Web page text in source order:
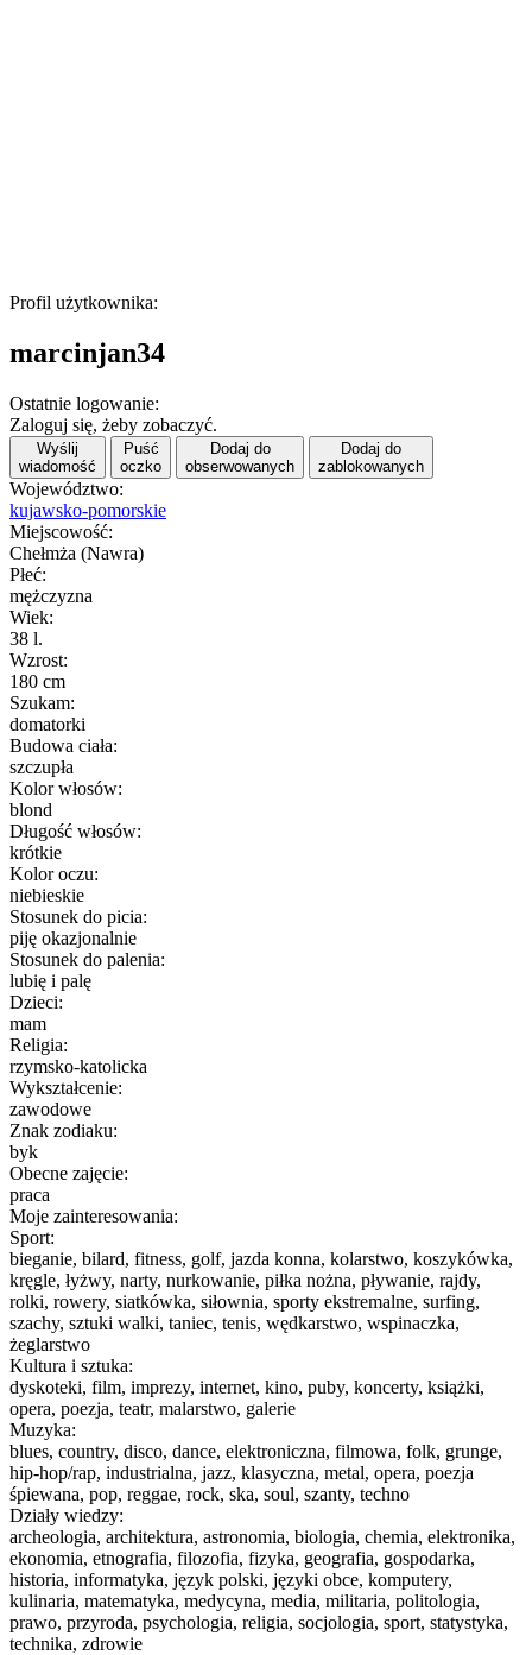
Profil użytkownika:
marcinjan34
Ostatnie logowanie:
Zaloguj się, żeby zobaczyć.
Wyślij
wiadomość
Puść
oczko
Dodaj do
obserwowanych
Dodaj do
zablokowanych
Województwo:
kujawsko-pomorskie
Miejscowość:
Chełmża (Nawra)
Płeć:
mężczyzna
Wiek:
38 l.
Wzrost:
180 cm
Szukam:
domatorki
Budowa ciała:
szczupła
Kolor włosów:
blond
Długość włosów:
krótkie
Kolor oczu:
niebieskie
Stosunek do picia:
piję okazjonalnie
Stosunek do palenia:
lubię i palę
Dzieci:
mam
Religia:
rzymsko-katolicka
Wykształcenie:
zawodowe
Znak zodiaku:
byk
Obecne zajęcie:
praca
Moje zainteresowania:
Sport:
bieganie, bilard, fitness, golf, jazda konna, kolarstwo, koszykówka,
kręgle, łyżwy, narty, nurkowanie, piłka nożna, pływanie, rajdy,
rolki, rowery, siatkówka, siłownia, sporty ekstremalne, surfing,
szachy, sztuki walki, taniec, tenis, wędkarstwo, wspinaczka,
żeglarstwo
Kultura i sztuka:
dyskoteki, film, imprezy, internet, kino, puby, koncerty, książki,
opera, poezja, teatr, malarstwo, galerie
Muzyka:
blues, country, disco, dance, elektroniczna, filmowa, folk, grunge,
hip-hop/rap, industrialna, jazz, klasyczna, metal, opera, poezja
śpiewana, pop, reggae, rock, ska, soul, szanty, techno
Działy wiedzy:
archeologia, architektura, astronomia, biologia, chemia, elektronika,
ekonomia, etnografia, filozofia, fizyka, geografia, gospodarka,
historia, informatyka, język polski, języki obce, komputery,
kulinaria, matematyka, medycyna, media, militaria, politologia,
prawo, przyroda, psychologia, religia, socjologia, sport, statystyka,
technika, zdrowie